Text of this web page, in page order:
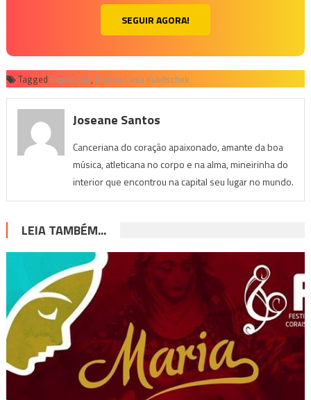
SEGUIR AGORA!
Tagged Exposição, Museu Casa Kubitschek
Joseane Santos
Canceriana do coração apaixonado, amante da boa
música, atleticana no corpo e na alma, mineirinha do
interior que encontrou na capital seu lugar no mundo.
LEIA TAMBÉM...